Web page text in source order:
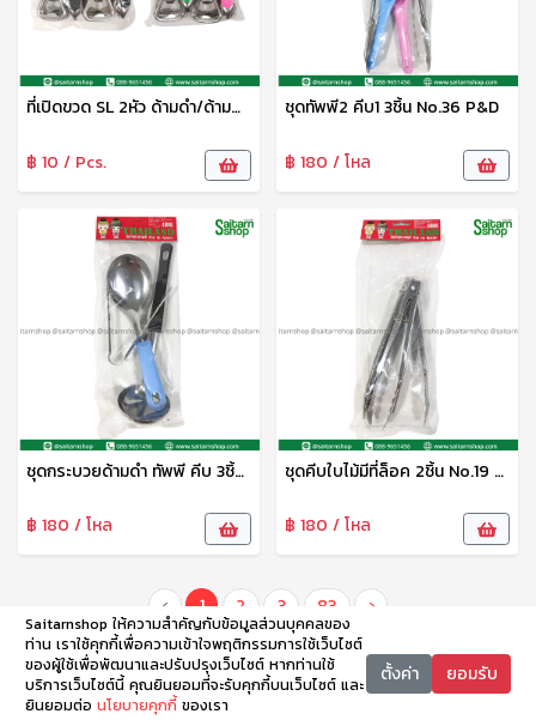
ที่เปิดขวด SL 2หัว ด้ามดำ/ด้ามสี P&D
฿ 10 / Pcs.
ชุดทัพพี2 คีบ1 3ชิ้น No.36 P&D
฿ 180 / โหล
ชุดกระบวยด้ามดำ ทัพพี คีบ 3ชิ้น No.28 p&d
฿ 180 / โหล
ชุดคีบใบไม้มีที่ล็อค 2ชิ้น No.19 p&d
฿ 180 / โหล
‹ 1 2 3 83 ›
Saitarnshop ให้ความสำคัญกับข้อมูลส่วนบุคคลของ
ท่าน เราใช้คุกกี้เพื่อความเข้าใจพฤติกรรมการใช้เว็บไซต์
ของผู้ใช้เพื่อพัฒนาและปรับปรุงเว็บไซต์ หากท่านใช้
บริการเว็บไซต์นี้ คุณยินยอมที่จะรับคุกกี้บนเว็บไซต์ และ
ยินยอมต่อ นโยบายคุกกี้ ของเรา
ตั้งค่า ยอมรับ